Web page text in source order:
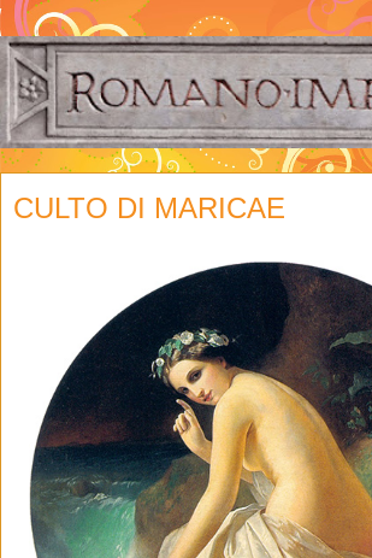
CULTO DI MARICAE